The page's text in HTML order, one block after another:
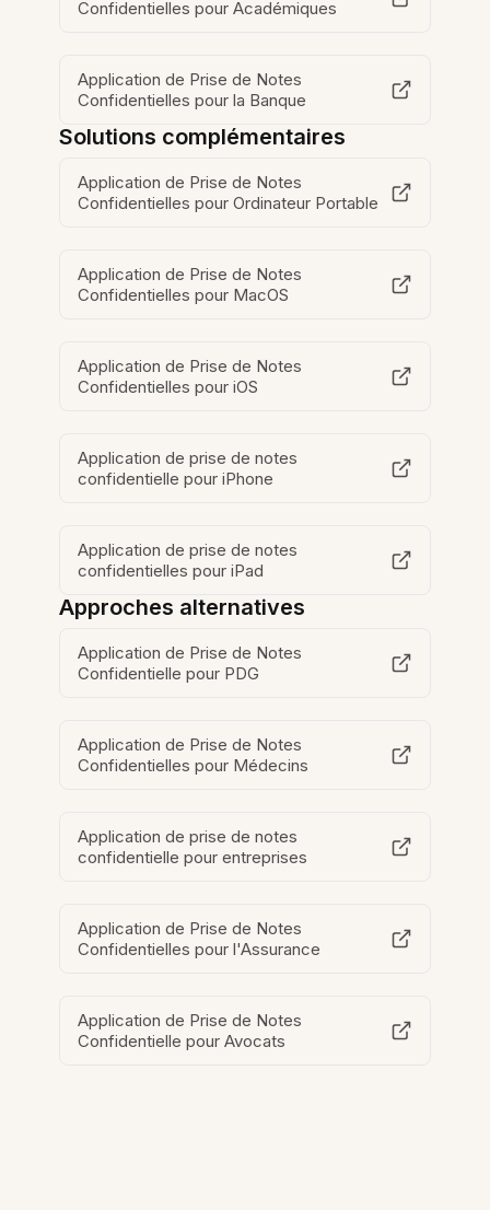
Confidentielles pour Académiques
Application de Prise de Notes
Confidentielles pour la Banque
Solutions complémentaires
Application de Prise de Notes
Confidentielles pour Ordinateur Portable
Application de Prise de Notes
Confidentielles pour MacOS
Application de Prise de Notes
Confidentielles pour iOS
Application de prise de notes
confidentielle pour iPhone
Application de prise de notes
confidentielles pour iPad
Approches alternatives
Application de Prise de Notes
Confidentielle pour PDG
Application de Prise de Notes
Confidentielles pour Médecins
Application de prise de notes
confidentielle pour entreprises
Application de Prise de Notes
Confidentielles pour l'Assurance
Application de Prise de Notes
Confidentielle pour Avocats